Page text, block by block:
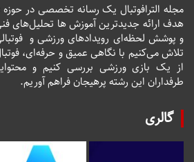
مجله الترافوتبال یک رسانه تخصصی در
هدف ارائه جدیدترین آموزش ها تحلیل‌های
و پوشش لحظه‌ای رویدادهای ورزشی و
تلاش می‌کنیم با نگاهی عمیق و حرفه‌ای،
از یک بازی ورزشی بررسی کنیم و
طرفداران این رشته پرهیجان فراهم آوریم.
گالری